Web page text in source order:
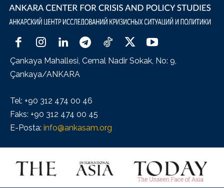
Çankaya Mahallesi, Cemal Nadir Sokak, No: 9,
Çankaya/ANKARA
Tel: +90 312 474 00 46
Faks: +90 312 474 00 45
E-Posta: info@ankasam.org